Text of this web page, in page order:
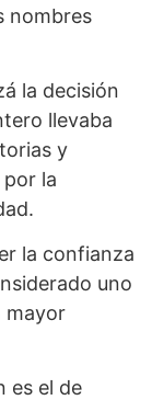
nombres
la decisión
llevaba
y
la
la confianza
uno
mayor
es el de